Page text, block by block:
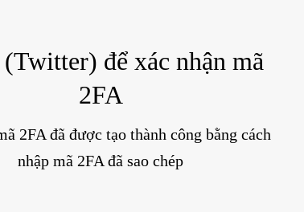
để xác nhận mã
2FA
2FA đã được tạo thành công bằng cách
nhập mã 2FA đã sao chép